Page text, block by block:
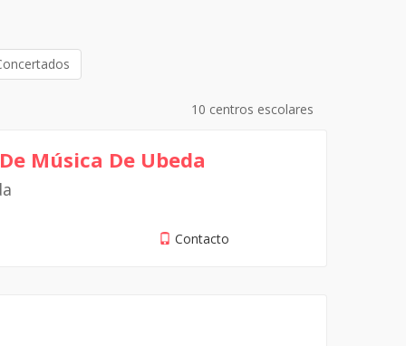
10 centros escolares
Música De Ubeda
Contacto